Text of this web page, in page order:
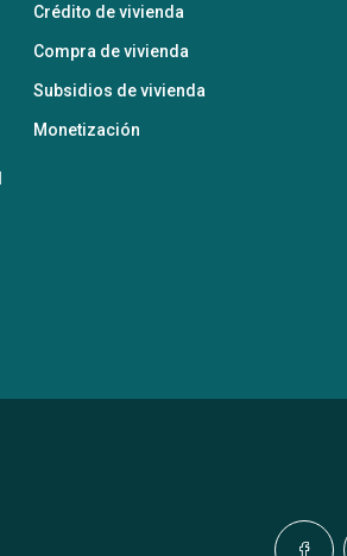
Crédito de vivienda
Compra de vivienda
Subsidios de vivienda
Monetización